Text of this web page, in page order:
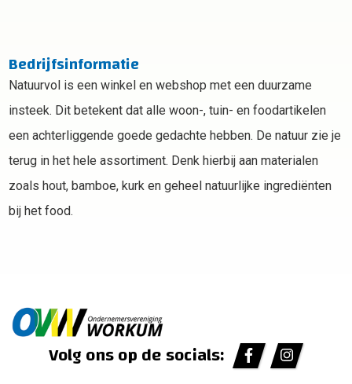
Bedrijfsinformatie
Natuurvol is een winkel en webshop met een duurzame
insteek. Dit betekent dat alle woon-, tuin- en foodartikelen
een achterliggende goede gedachte hebben. De natuur zie je
terug in het hele assortiment. Denk hierbij aan materialen
zoals hout, bamboe, kurk en geheel natuurlijke ingrediënten
bij het food.
Volg ons op de socials: